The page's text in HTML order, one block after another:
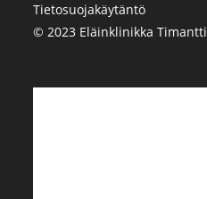
Tietosuojakäytäntö
© 2023 Eläinklinikka Timantti